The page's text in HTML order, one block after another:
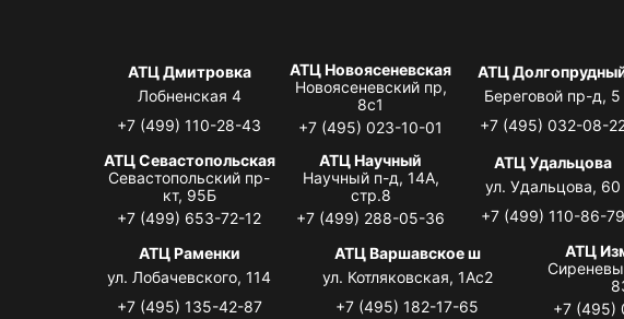
АТЦ Дмитровка
Лобненская 4
+7 (499) 110-28-43
АТЦ Новоясеневская
Новоясеневский пр,
8с1
+7 (495) 023-10-01
АТЦ
Береговой пр-д, 5
+7 (495) 032-08-
АТЦ Севастопольская
Севастопольский пр-
кт, 95Б
+7 (499) 653-72-12
АТЦ Научный
Научный п-д, 14А,
стр.8
+7 (499) 288-05-36
АТЦ Удальцова
ул. Удальцова, 60
+7 (499) 110-86-79
АТЦ Раменки
ул. Лобачевского, 114
+7 (495) 135-42-87
АТЦ Варшавское ш
ул. Котляковская, 1Ас2
+7 (495) 182-17-65
АТЦ
+7 (495)